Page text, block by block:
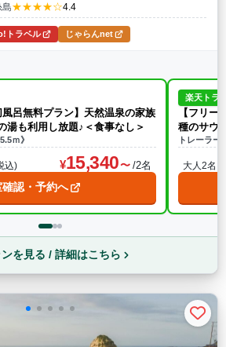
島★★★★☆4.4
トラベル じゃらんnet
風呂無料プラン】天然温泉の家族
湯も利用し放題♪＜食事なし＞
ｍ》
込) 15,340 /2名
確認・予約へ
楽天トラ
【フリ
種のサウ
イ
トレーラー
大人2名
を見る / 詳細はこちら